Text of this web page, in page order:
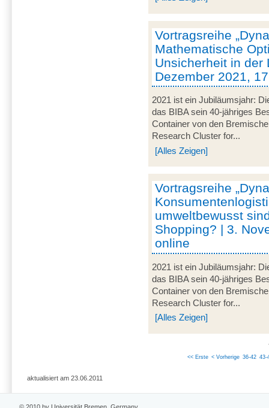
Vortragsreihe
Mathematische
Unsicherheit in der
Dezember 2021,
2021 ist ein Jubiläumsjahr:
das BIBA sein 40-jähriges
Container von den
Research Cluster for...
[Alles Zeigen]
Vortragsreihe
umweltbewusst
Shopping? | 3.
online
2021 ist ein Jubiläumsjahr:
das BIBA sein 40-jähriges
Container von den
Research Cluster for...
[Alles Zeigen]
<< Erste < Vorherige 36-42 43-
aktualisiert am 23.06.2011